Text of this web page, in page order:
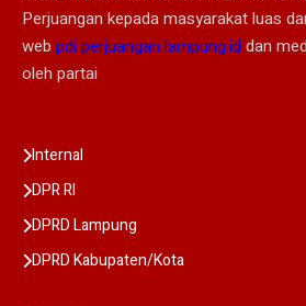
Perjuangan kepada masyarakat luas
web pdi perjuangan lampung.id dan
oleh partai
Internal
DPR RI
DPRD Lampung
DPRD Kabupaten/Kota